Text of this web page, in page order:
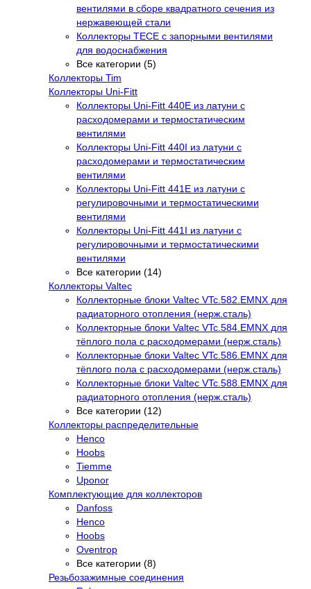
вентилями в сборе квадратного сечения из
нержавеющей стали
Коллекторы TECE с запорными вентилями
для водоснабжения
Все категории (5)
Коллекторы Tim
Коллекторы Uni-Fitt
Коллекторы Uni-Fitt 440E из латуни с
расходомерами и термостатическим
вентилями
Коллекторы Uni-Fitt 440I из латуни с
расходомерами и термостатическим
вентилями
Коллекторы Uni-Fitt 441E из латуни с
регулировочными и термостатическими
вентилями
Коллекторы Uni-Fitt 441I из латуни с
регулировочными и термостатическими
вентилями
Все категории (14)
Коллекторы Valtec
Коллекторные блоки Valtec VTc.582.EMNX для
радиаторного отопления (нерж.сталь)
Коллекторные блоки Valtec VTc.584.EMNX для
тёплого пола с расходомерами (нерж.сталь)
Коллекторные блоки Valtec VTc.586.EMNX для
тёплого пола с расходомерами (нерж.сталь)
Коллекторные блоки Valtec VTc.588.EMNX для
радиаторного отопления (нерж.сталь)
Все категории (12)
Коллекторы распределительные
Henco
Hoobs
Tiemme
Uponor
Комплектующие для коллекторов
Danfoss
Henco
Hoobs
Oventrop
Все категории (8)
Резьбозажимные соединения